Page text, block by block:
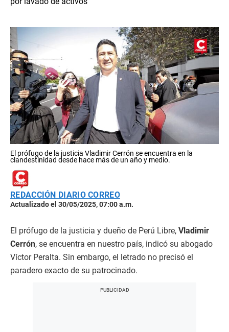
El prófugo de la justicia Vladimir Cerrón se encuentra en la
clandestinidad desde hace más de un año y medio.
REDACCIÓN DIARIO CORREO
Actualizado el 30/05/2025, 07:00 a.m.
El prófugo de la justicia y dueño de Perú Libre, Vladimir
Cerrón, se encuentra en nuestro país, indicó su abogado
Víctor Peralta. Sin embargo, el letrado no precisó el
paradero exacto de su patrocinado.